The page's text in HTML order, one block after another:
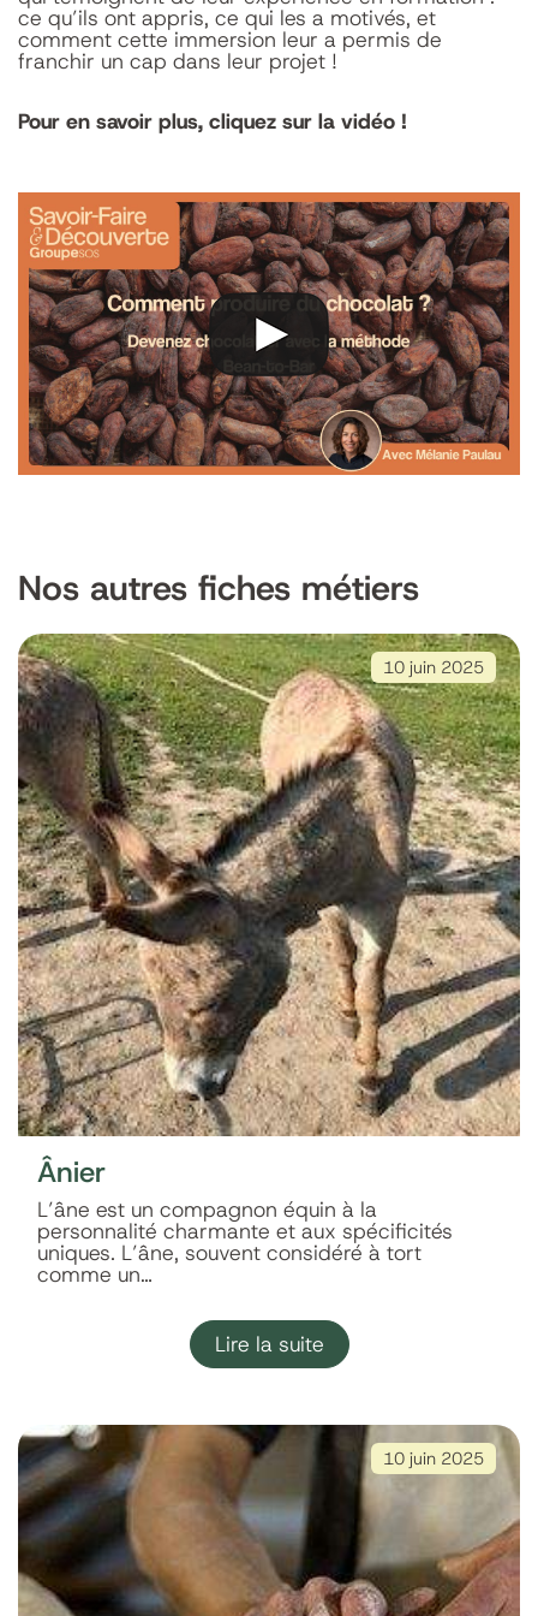
ce qu’ils ont appris, ce qui les a motivés, et
comment cette immersion leur a permis de
franchir un cap dans leur projet !
Pour en savoir plus, cliquez sur la vidéo !
Nos autres fiches métiers
10 juin 2025
Ânier
L’âne est un compagnon équin à la
personnalité charmante et aux spécificités
uniques. L’âne, souvent considéré à tort
comme un…
Lire la suite
10 juin 2025